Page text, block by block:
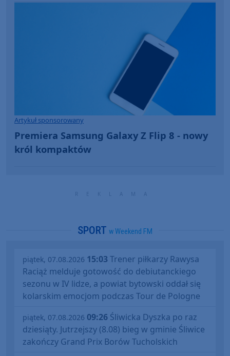
Artykuł sponsorowany
Premiera Samsung Galaxy Z Flip 8 - nowy
król kompaktów
SPORT w Weekend FM
piątek, 07.08.2026 15:03Trener piłkarzy Rawysa
Raciąż melduje gotowość do debiutanckiego
sezonu w IV lidze, a powiat bytowski oddał się
kolarskim emocjom podczas Tour de Pologne
piątek, 07.08.2026 09:26 Śliwicka Dyszka po raz
dziesiąty. Jutrzejszy (8.08) bieg w gminie Śliwice
zakończy Grand Prix Borów Tucholskich